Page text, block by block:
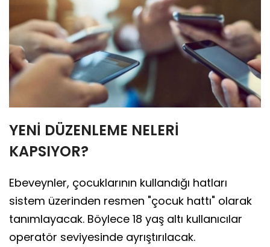
YENİ DÜZENLEME NELERİ
KAPSIYOR?
Ebeveynler, çocuklarının kullandığı hatları
sistem üzerinden resmen "çocuk hattı" olarak
tanımlayacak. Böylece 18 yaş altı kullanıcılar
operatör seviyesinde ayrıştırılacak.